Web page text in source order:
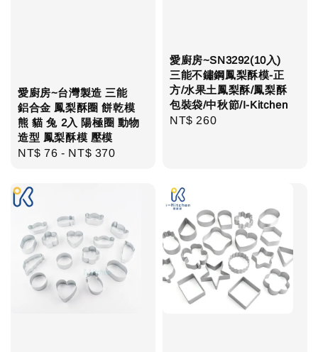
愛廚房~台灣製造 三能
鋁合金 鳳梨酥圈 餅乾模
熊 貓 兔 2入 陽極圈 動物
造型 鳳梨酥模 壓模
Regular
NT$ 76 - NT$ 370
愛廚房~SN3292(10入)
三能不鏽鋼鳳梨酥模-正
方/水果土鳳梨酥/鳳梨酥
包裝袋/中秋節/I-Kitchen
Regular
NT$ 260